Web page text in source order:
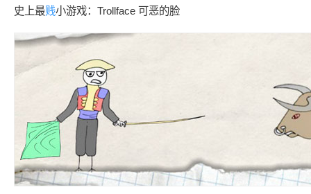
史上最贱小游戏：Trollface 可恶的脸